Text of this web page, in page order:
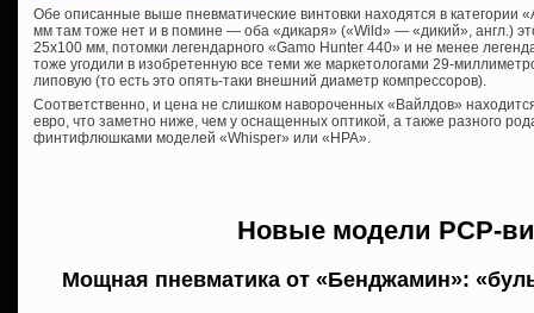
Обе описанные выше пневматические винтовки находятся в категории
мм там тоже нет и в помине — оба «дикаря» («Wild» — «дикий», англ.)
25х100 мм, потомки легендарного «Gamo Hunter 440» и не менее
тоже угодили в изобретенную все теми же маркетологами 29-
липовую (то есть это опять-таки внешний диаметр компрессоров).
Соответственно, и цена не слишком навороченных «Вайлдов»
евро, что заметно ниже, чем у оснащенных оптикой, а также разного
финтифлюшками моделей «Whisper» или «HPA».
Новые модели PCP-
Мощная пневматика от «Бенджамин»: